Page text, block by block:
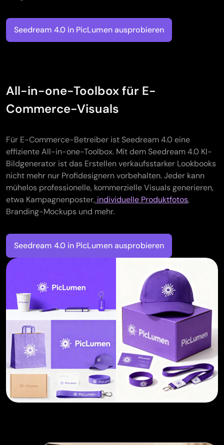
Seedream 4.0 in PicLumen ausprobieren
All-in-one-Toolbox für E-
Commerce-Visuals
Für E-Commerce-Betreiber ist Seedream 4.0 eine
effiziente All-in-one-Toolbox. Mit dem Seedream 4.0 KI-
Bildgenerator ist das Erstellen verkaufsstarker Lookbooks
nicht mehr nur Profidesignern vorbehalten. Jeder kann
mühelos professionelle, kommerzielle Visuals generieren,
etwa Kampagnenposter, individuelle Produktfotos,
Branding-Mockups und mehr.
Seedream 4.0 in PicLumen ausprobieren